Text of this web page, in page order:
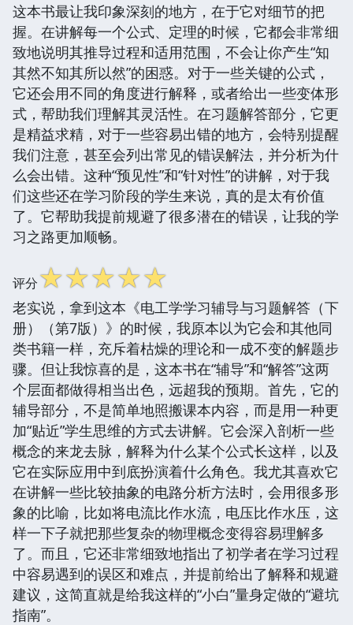
这本书最让我印象深刻的地方，在于它对细节的把
握。在讲解每一个公式、定理的时候，它都会非常细
致地说明其推导过程和适用范围，不会让你产生“知
其然不知其所以然”的困惑。对于一些关键的公式，
它还会用不同的角度进行解释，或者给出一些变体形
式，帮助我们理解其灵活性。在习题解答部分，它更
是精益求精，对于一些容易出错的地方，会特别提醒
我们注意，甚至会列出常见的错误解法，并分析为什
么会出错。这种“预见性”和“针对性”的讲解，对于我
们这些还在学习阶段的学生来说，真的是太有价值
了。它帮助我提前规避了很多潜在的错误，让我的学
习之路更加顺畅。
评分☆☆☆☆☆
老实说，拿到这本《电工学学习辅导与习题解答（下
册）（第7版）》的时候，我原本以为它会和其他同
类书籍一样，充斥着枯燥的理论和一成不变的解题步
骤。但让我惊喜的是，这本书在“辅导”和“解答”这两
个层面都做得相当出色，远超我的预期。首先，它的
辅导部分，不是简单地照搬课本内容，而是用一种更
加“贴近”学生思维的方式去讲解。它会深入剖析一些
概念的来龙去脉，解释为什么某个公式长这样，以及
它在实际应用中到底扮演着什么角色。我尤其喜欢它
在讲解一些比较抽象的电路分析方法时，会用很多形
象的比喻，比如将电流比作水流，电压比作水压，这
样一下子就把那些复杂的物理概念变得容易理解多
了。而且，它还非常细致地指出了初学者在学习过程
中容易遇到的误区和难点，并提前给出了解释和规避
建议，这简直就是给我这样的“小白”量身定做的“避坑
指南”。